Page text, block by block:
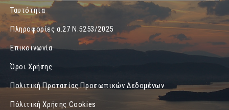
Ταυτότητα
Πληροφορίες α.27 Ν.5253/2025
Επικοινωνία
Όροι Χρήσης
Πολιτική Προτασίας Προσωπικών Δεδομένων
Πόλιτική Χρήσης Cookies